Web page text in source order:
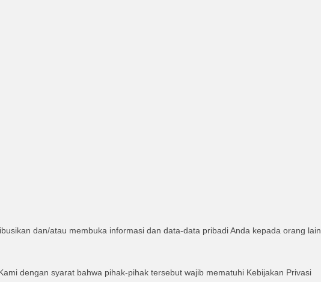
dan/atau membuka informasi dan data-data pribadi Anda kepada orang lain
dengan syarat bahwa pihak-pihak tersebut wajib mematuhi Kebijakan Privasi